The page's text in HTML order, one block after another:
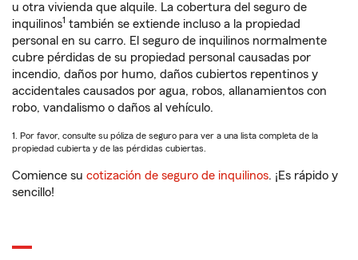
u otra vivienda que alquile. La cobertura del seguro de
inquilinos1 también se extiende incluso a la propiedad
personal en su carro. El seguro de inquilinos normalmente
cubre pérdidas de su propiedad personal causadas por
incendio, daños por humo, daños cubiertos repentinos y
accidentales causados por agua, robos, allanamientos con
robo, vandalismo o daños al vehículo.
1. Por favor, consulte su póliza de seguro para ver a una lista completa de la
propiedad cubierta y de las pérdidas cubiertas.
Comience su cotización de seguro de inquilinos. ¡Es rápido y
sencillo!